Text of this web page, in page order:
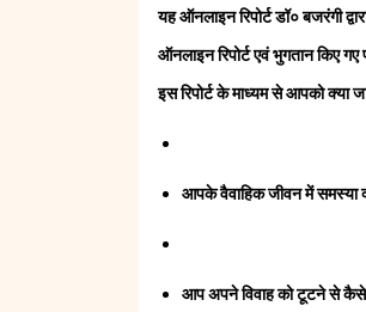
यह ऑनलाइन रिपोर्ट डॉ० बजरंगी
ऑनलाइन रिपोर्ट एवं भुगतान किए
इस रिपोर्ट के माध्यम से आपको क्या
आपके वैवाहिक जीवन में समस्या
आप अपने विवाह को टूटने से